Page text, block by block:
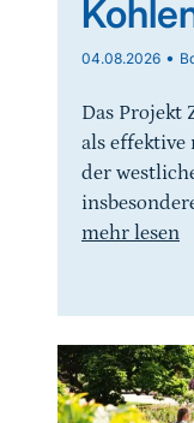
04.08.2026 •
Das Projekt
als
der
mehr lesen